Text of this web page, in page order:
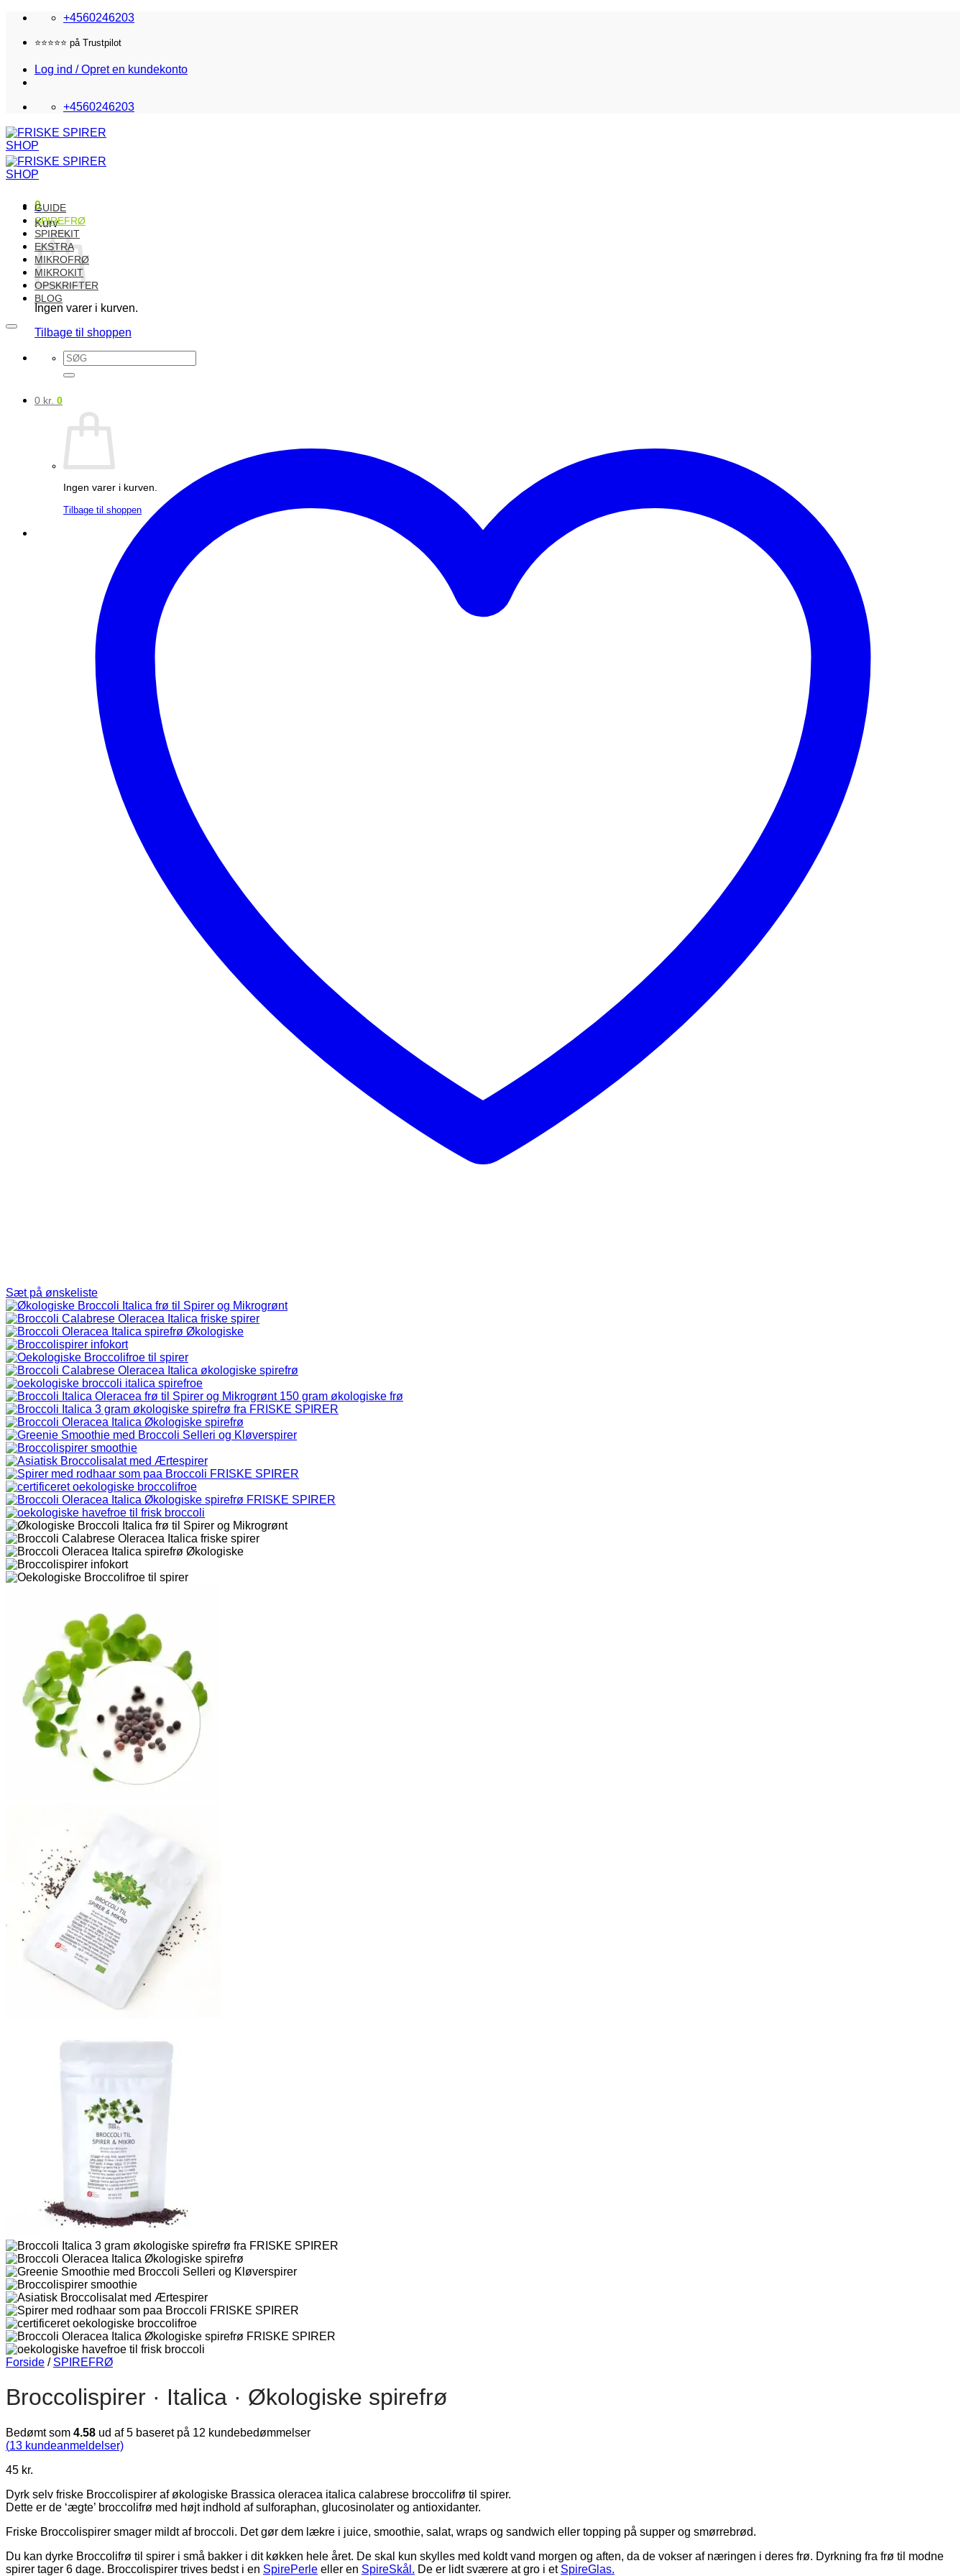
Fortsæt
indhold
+4560246203
⭐️⭐️⭐️⭐️⭐️ på Trustpilot
Log ind / Opret en kundekonto
+4560246203
0
Kurv
Ingen varer i kurven.
Tilbage til shoppen
Søg
efter:
0 kr. 0
Ingen varer i kurven.
Tilbage til shoppen
GUIDE
SPIREFRØ
SPIREKIT
EKSTRA
MIKROFRØ
MIKROKIT
OPSKRIFTER
BLOG
Sæt på ønskeliste
Forside / SPIREFRØ
Broccolispirer · Italica · Økologiske spirefrø
Bedømt som 4.58 ud af 5 baseret på 12 kundebedømmelser
(13 kundeanmeldelser)
45 kr.
Dyrk selv friske Broccolispirer af økologiske Brassica oleracea italica calabrese broccolifrø til spirer.
Dette er de ‘ægte’ broccolifrø med højt indhold af sulforaphan, glucosinolater og antioxidanter.
Friske Broccolispirer smager mildt af broccoli. Det gør dem lækre i juice, smoothie, salat, wraps og sandwich eller topping på supper og smørrebrød.
Du kan dyrke Broccolifrø til spirer i små bakker i dit køkken hele året. De skal kun skylles med koldt vand morgen og aften, da de vokser af næringen i deres frø. Dyrkning fra frø til modne
spirer tager 6 dage. Broccolispirer trives bedst i en SpirePerle eller en SpireSkål. De er lidt sværere at gro i et SpireGlas.